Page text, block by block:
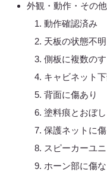
外観・動作・その他
動作確認済み
天板の状態不明
側板に複数のす
キャビネット
背面に傷あり
塗料痕とおぼ
保護ネットに
スピーカーユ
ホーン部に傷